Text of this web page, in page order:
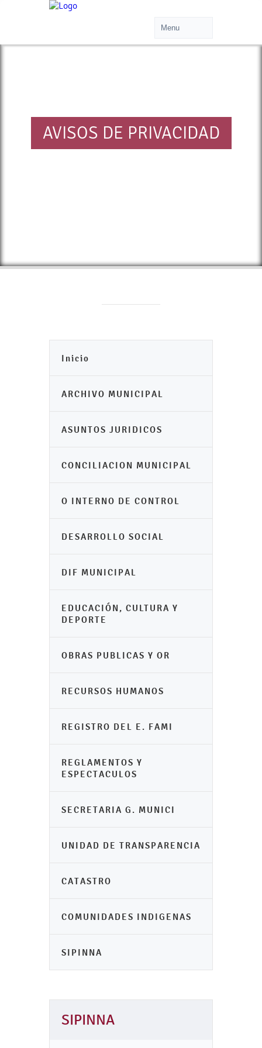
AVISOS DE PRIVACIDAD
Inicio
ARCHIVO MUNICIPAL
ASUNTOS JURIDICOS
CONCILIACION MUNICIPAL
O INTERNO DE CONTROL
DESARROLLO SOCIAL
DIF MUNICIPAL
EDUCACIÓN, CULTURA Y
DEPORTE
OBRAS PUBLICAS Y OR
RECURSOS HUMANOS
REGISTRO DEL E. FAMI
REGLAMENTOS Y
ESPECTACULOS
SECRETARIA G. MUNICI
UNIDAD DE TRANSPARENCIA
CATASTRO
COMUNIDADES INDIGENAS
SIPINNA
SIPINNA